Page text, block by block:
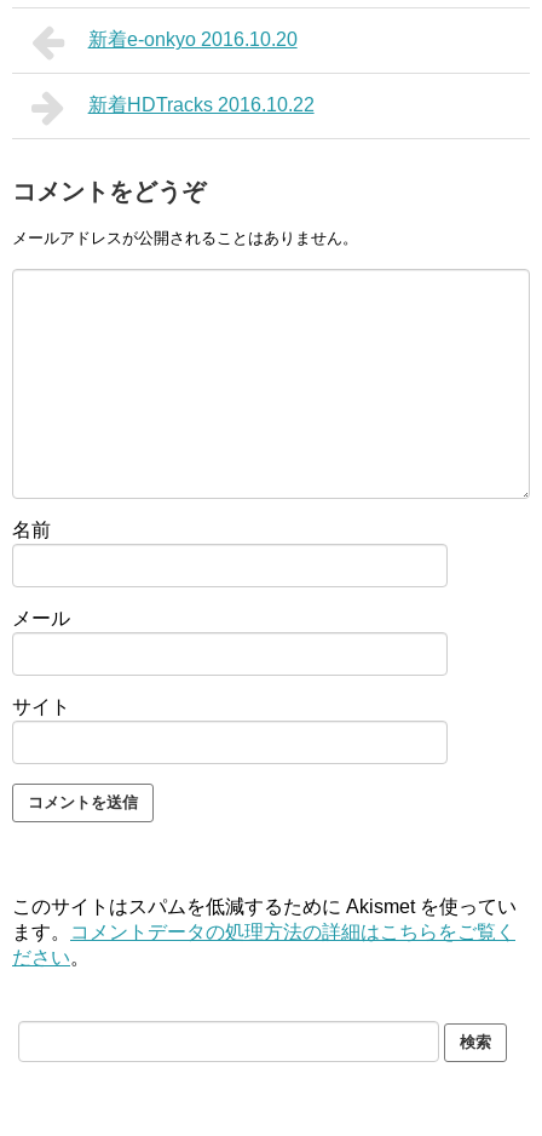
新着e-onkyo 2016.10.20
新着HDTracks 2016.10.22
コメントをどうぞ
メールアドレスが公開されることはありません。
名前
メール
サイト
このサイトはスパムを低減するために Akismet を使ってい
ます。
コメントデータの処理方法の詳細はこちらをご覧く
ださい。